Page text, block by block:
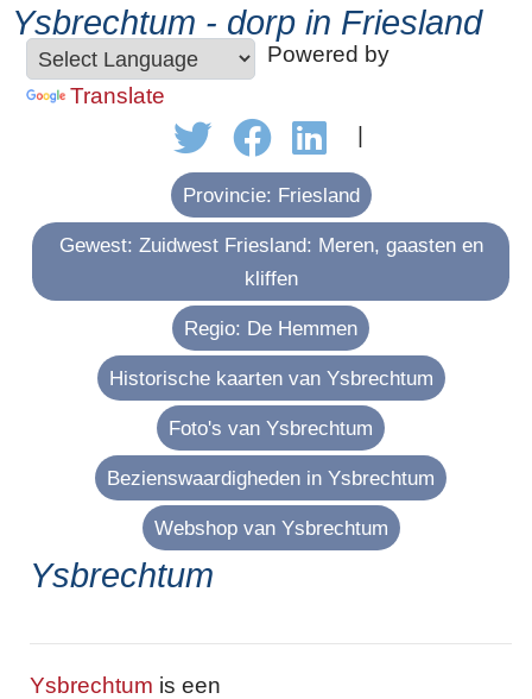
Ysbrechtum - dorp in Friesland
Powered by
Translate
Provincie: Friesland
Gewest: Zuidwest Friesland: Meren, gaasten en
kliffen
Regio: De Hemmen
Historische kaarten van Ysbrechtum
Foto's van Ysbrechtum
Bezienswaardigheden in Ysbrechtum
Webshop van Ysbrechtum
Ysbrechtum
Ysbrechtum is een